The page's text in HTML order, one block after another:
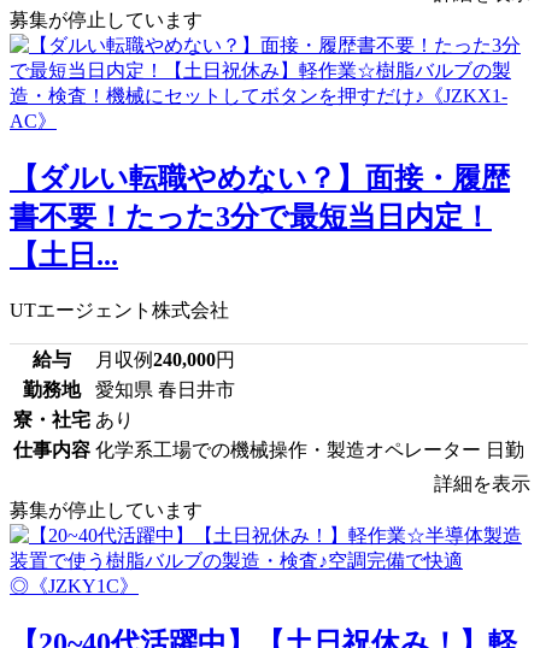
募集が停止しています
【ダルい転職やめない？】面接・履歴
書不要！たった3分で最短当日内定！
【土日...
UTエージェント株式会社
給与 月収例240,000円
勤務地
愛知県 春日井市
寮・社宅 あり
仕事内容 化学系工場での機械操作・製造オペレーター 日勤
詳細を表示
募集が停止しています